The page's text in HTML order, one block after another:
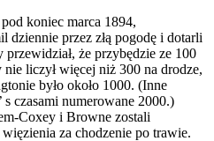
koniec marca 1894,
dziennie przez złą pogodę i dotarli
że przybędzie ze 100
liczył więcej niż 300 na drodze,
było około 1000. (Inne
czasami numerowane 2000.)
Coxey i Browne zostali
za chodzenie po trawie.